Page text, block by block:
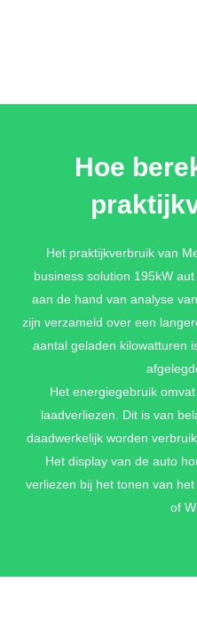
Hoe
Het praktijkverbruik van
business solution 195kW
aan de hand van analyse
zijn verzameld over een
aantal geladen kilowatturen
Het energiegebruik
laadverliezen. Dit is van
daadwerkelijk worden
Het display van de auto
verliezen bij het tonen van
of